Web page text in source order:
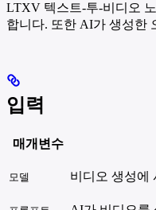
LTXV 텍스트-투-비디오
합니다. 또한 AI가 생성한
입력
매개변수
모델 비디오 생성에